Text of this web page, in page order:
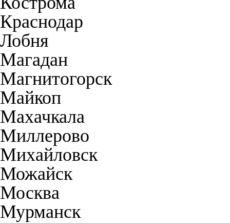
Краснодар
Лобня
Магадан
Магнитогорск
Майкоп
Махачкала
Миллерово
Михайловск
Можайск
Москва
Мурманск